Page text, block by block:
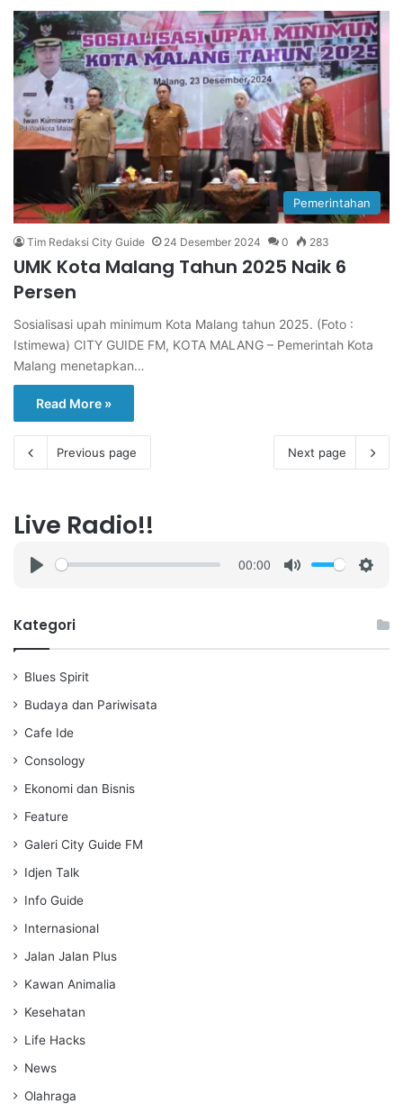
Pemerintahan
Tim Redaksi City Guide 24 Desember 2024 0 283
UMK Kota Malang Tahun 2025 Naik 6
Persen
Sosialisasi upah minimum Kota Malang tahun 2025. (Foto :
Istimewa) CITY GUIDE FM, KOTA MALANG – Pemerintah Kota
Malang menetapkan…
Read More »
Previous page Next page
Live Radio!!
a
00:00
Kategori
Blues Spirit
Budaya dan Pariwisata
Cafe Ide
Consology
Ekonomi dan Bisnis
Feature
Galeri City Guide FM
Idjen Talk
Info Guide
Internasional
Jalan Jalan Plus
Kawan Animalia
Kesehatan
Life Hacks
News
Olahraga